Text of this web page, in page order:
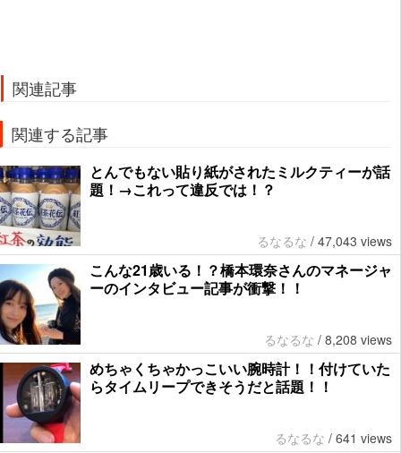
関連記事
関連する記事
とんでもない貼り紙がされたミルクティーが話
題！→これって違反では！？
るなるな / 47,043 views
こんな21歳いる！？橋本環奈さんのマネージャ
ーのインタビュー記事が衝撃！！
るなるな / 8,208 views
めちゃくちゃかっこいい腕時計！！付けていた
らタイムリープできそうだと話題！！
るなるな / 641 views